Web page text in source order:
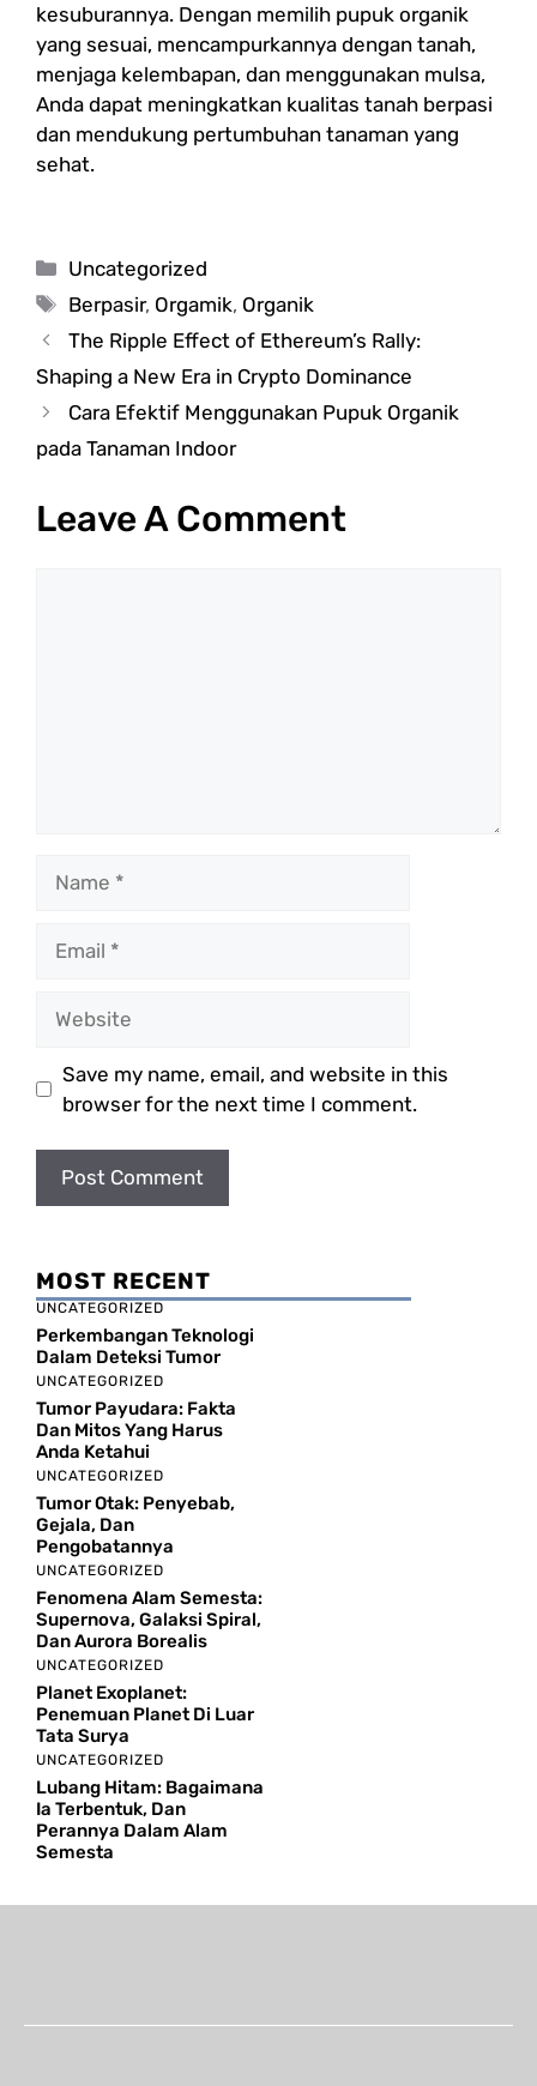
kesuburannya. Dengan memilih pupuk organik
yang sesuai, mencampurkannya dengan tanah,
menjaga kelembapan, dan menggunakan mulsa,
Anda dapat meningkatkan kualitas tanah berpasi
dan mendukung pertumbuhan tanaman yang
sehat.
Categories
Uncategorized
Tags
Berpasir, Orgamik, Organik
The Ripple Effect of Ethereum’s Rally:
Shaping a New Era in Crypto Dominance
Cara Efektif Menggunakan Pupuk Organik
pada Tanaman Indoor
Leave A Comment
Save my name, email, and website in this
browser for the next time I comment.
MOST RECENT
UNCATEGORIZED
Perkembangan Teknologi
Dalam Deteksi Tumor
UNCATEGORIZED
Tumor Payudara: Fakta
Dan Mitos Yang Harus
Anda Ketahui
UNCATEGORIZED
Tumor Otak: Penyebab,
Gejala, Dan
Pengobatannya
UNCATEGORIZED
Fenomena Alam Semesta:
Supernova, Galaksi Spiral,
Dan Aurora Borealis
UNCATEGORIZED
Planet Exoplanet:
Penemuan Planet Di Luar
Tata Surya
UNCATEGORIZED
Lubang Hitam: Bagaimana
Ia Terbentuk, Dan
Perannya Dalam Alam
Semesta